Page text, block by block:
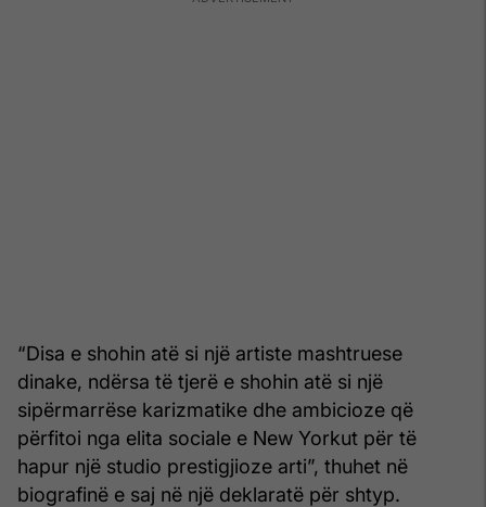
“Disa e shohin atë si një artiste mashtruese
dinake, ndërsa të tjerë e shohin atë si një
sipërmarrëse karizmatike dhe ambicioze që
përfitoi nga elita sociale e New Yorkut për të
hapur një studio prestigjioze arti”, thuhet në
biografinë e saj në një deklaratë për shtyp.